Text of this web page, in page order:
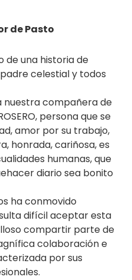
de Pasto
de una historia de
celestial y todos
nuestra compañera de
persona que se
amor por su trabajo,
honrada, cariñosa, es
humanas, que
diario sea bonito
ha conmovido
difícil aceptar esta
compartir parte de
colaboración e
por sus